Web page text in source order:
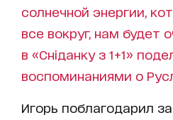
солнечной энергии,
все вокруг, нам будет
в «Сніданку з 1+1»
воспоминаниями о
Игорь поблагодарил